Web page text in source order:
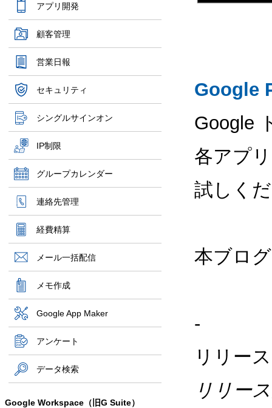
アプリ開発
顧客管理
営業日報
セキュリティ
シングルサインオン
IP制限
グループカレンダー
連絡先管理
経費精算
メール一括配信
メモ作成
Google App Maker
アンケート
データ検索
Google Workspace（旧G Suite）
Google
Google
各アプ
試しく
本ブロ
-
リリー
リリー